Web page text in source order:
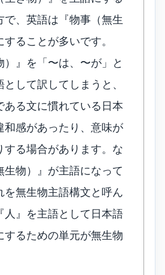
で、英語は『物事（無生
ることが多いです。
）』を「〜は、〜が」と
して訳してしまうと、
ある文に慣れている日本
和感があったり、意味が
する場合があります。な
生物）』が主語になって
を無生物主語構文と呼ん
人』を主語として日本語
するための単元が無生物